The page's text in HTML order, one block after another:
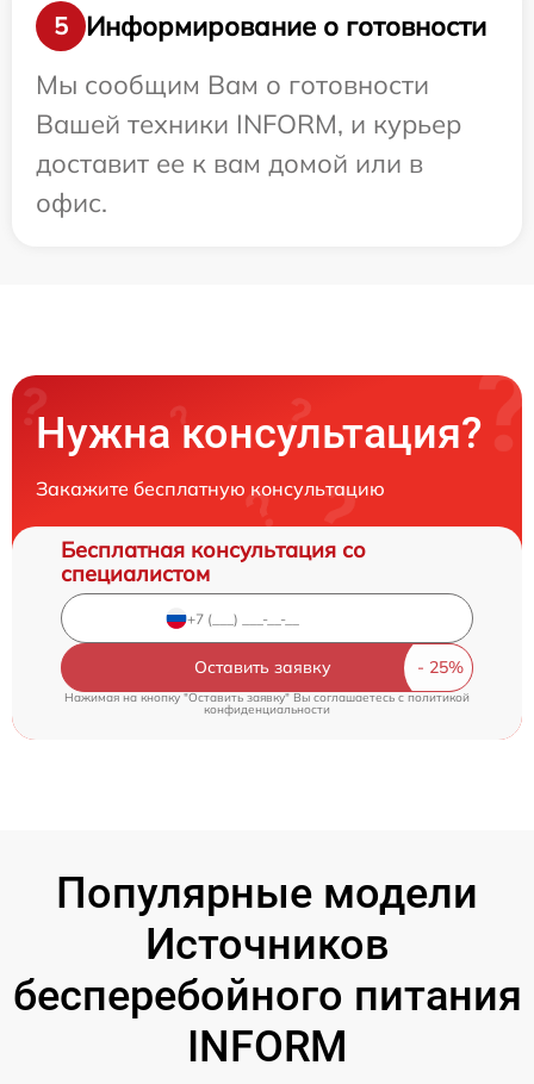
5
Информирование о готовности
Мы сообщим Вам о готовности
Вашей техники INFORM, и курьер
доставит ее к вам домой или в
офис.
Нужна консультация?
Закажите бесплатную консультацию
Бесплатная консультация со
специалистом
Оставить заявку
Нажимая на кнопку "Оставить заявку" Вы соглашаетесь c политикой
конфиденциальности
Популярные модели
Источников
бесперебойного питания
INFORM